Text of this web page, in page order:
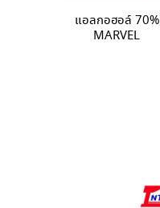
แอลกอฮอล์ 70%
MARVEL